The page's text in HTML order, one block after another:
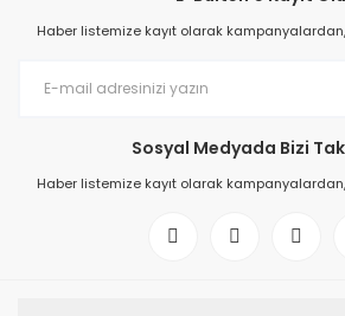
Haber listemize kayıt olarak
Sosyal Medyada Bizi
Haber listemize kayıt olarak